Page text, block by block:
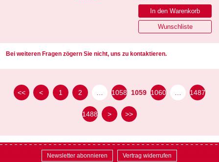
Bei weiteren Fragen zögern Sie nicht, uns zu kontaktieren.
<< < 1 2 1058 1059 1060 1487
1488 > >>
Newsletter abonnieren Vertrag widerrufen